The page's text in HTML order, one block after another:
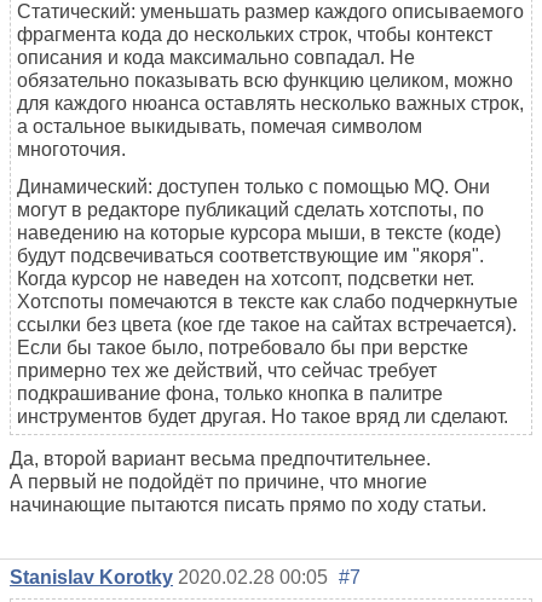
Статический: уменьшать размер каждого описываемого
фрагмента кода до нескольких строк, чтобы контекст
описания и кода максимально совпадал. Не
обязательно показывать всю функцию целиком, можно
для каждого нюанса оставлять несколько важных строк,
а остальное выкидывать, помечая символом
многоточия.
Динамический: доступен только с помощью MQ. Они
могут в редакторе публикаций сделать хотспоты, по
наведению на которые курсора мыши, в тексте (коде)
будут подсвечиваться соответствующие им "якоря".
Когда курсор не наведен на хотсопт, подсветки нет.
Хотспоты помечаются в тексте как слабо подчеркнутые
ссылки без цвета (кое где такое на сайтах встречается).
Если бы такое было, потребовало бы при верстке
примерно тех же действий, что сейчас требует
подкрашивание фона, только кнопка в палитре
инструментов будет другая. Но такое вряд ли сделают.
Да, второй вариант весьма предпочтительнее.
А первый не подойдёт по причине, что многие
начинающие пытаются писать прямо по ходу статьи.
Stanislav Korotky 2020.02.28 00:05 #7